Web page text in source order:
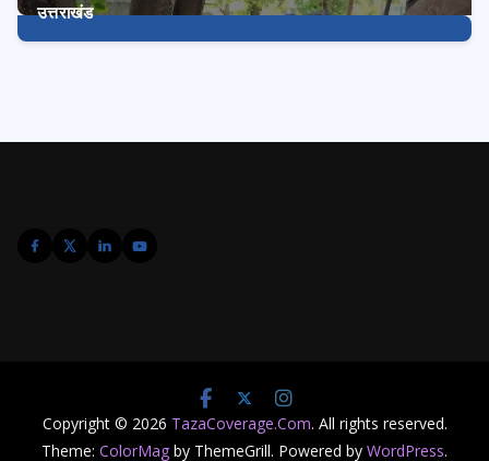
उत्तराखंड
Copyright © 2026 TazaCoverage.Com. All rights reserved.
Theme: ColorMag by ThemeGrill. Powered by WordPress.